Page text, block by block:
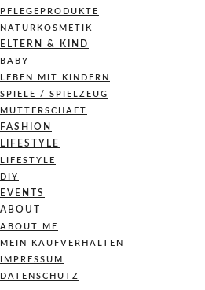
PFLEGEPRODUKTE
NATURKOSMETIK
ELTERN & KIND
BABY
LEBEN MIT KINDERN
SPIELE / SPIELZEUG
MUTTERSCHAFT
FASHION
LIFESTYLE
LIFESTYLE
DIY
EVENTS
ABOUT
ABOUT ME
MEIN KAUFVERHALTEN
IMPRESSUM
DATENSCHUTZ